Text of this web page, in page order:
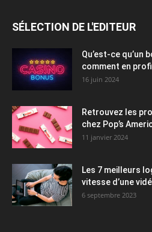
SÉLECTION DE L'EDITEUR
Qu’est-ce qu’un
comment en
16 juin 2024
Retrouvez les
chez Pop’s
11 janvier 2024
Les 7 meilleurs
vitesse d’une
6 septembre 2023